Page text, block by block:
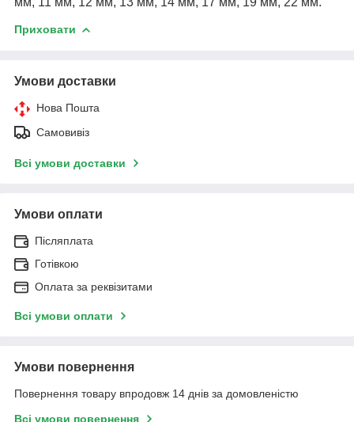
Приховати
Умови доставки
Нова Пошта
Самовивіз
Всі умови доставки
Умови оплати
Післяплата
Готівкою
Оплата за реквізитами
Всі умови оплати
Умови повернення
Повернення товару впродовж 14 днів за домовленістю
Всі умови повернення